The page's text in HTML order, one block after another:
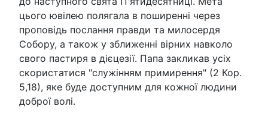
цього ювілею полягала в поширенні через
проповідь послання правди та милосердя
Собору, а також у зближенні вірних навколо
свого пастиря в дієцезії. Папа закликав усіх
скористатися "служінням примирення" (2 Кор.
5,18), яке буде доступним для кожної людини
доброї волі.